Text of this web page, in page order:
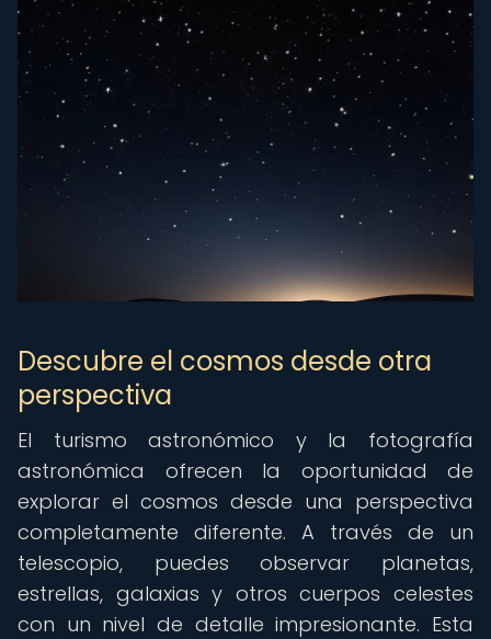
Descubre el cosmos desde otra
perspectiva
El turismo astronómico y la fotografía
astronómica ofrecen la oportunidad de
explorar el cosmos desde una perspectiva
completamente diferente. A través de un
telescopio, puedes observar planetas,
estrellas, galaxias y otros cuerpos celestes
con un nivel de detalle impresionante. Esta